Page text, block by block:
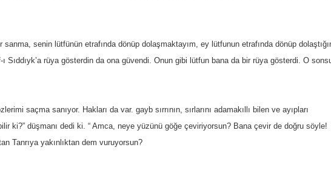
senin lütfünün etrafında dönüp dolaşmaktayım, ey lütfunun etrafında dönüp
ı Sıddıyk’a rüya gösterdin da ona güvendi. Onun gibi lütfun bana da bir rüya gösterdi. O
saçma sanıyor. Hakları da var. gayb sırrının, sırlarını adamakıllı bilen ve ayıpları
ki?” düşmanı dedi ki. “ Amca, neye yüzünü göğe çeviriyorsun? Bana çevir de doğru söyle!
Tanrıya yakınlıktan dem vuruyorsun?